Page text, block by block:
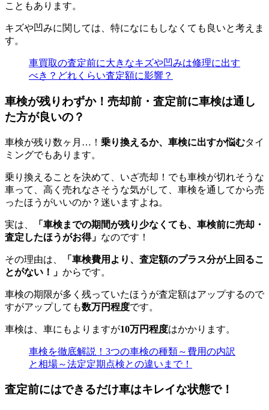
こともあります。
キズや凹みに関しては、特になにもしなくても良いと考えま
す。
車買取の査定前に大きなキズや凹みは修理に出す
べき？どれくらい査定額に影響？
車検が残りわずか！売却前・査定前に車検は通し
た方が良いの？
車検が残り数ヶ月…！ 乗り換えるか、車検に出すか悩むタイ
ミングでもあります。
乗り換えることを決めて、いざ売却！でも車検が切れそうな
車って、高く売れなさそうな気がして、車検を通してから売
ったほうがいいのか？迷いますよね。
実は、
「車検までの期間が残り少なくても、車検前に売却・
査定したほうがお得」 なのです！
その理由は、
「車検費用より、査定額のプラス分が上回るこ
とがない！」 からです。
車検の期限が多く残っていたほうが査定額はアップするので
すがアップしても数万円程度です。
車検は、車にもよりますが10万円程度はかかります。
車検を徹底解説！3つの車検の種類～費用の内訳
と相場～法定定期点検との違いまで！
査定前にはできるだけ車はキレイな状態で！